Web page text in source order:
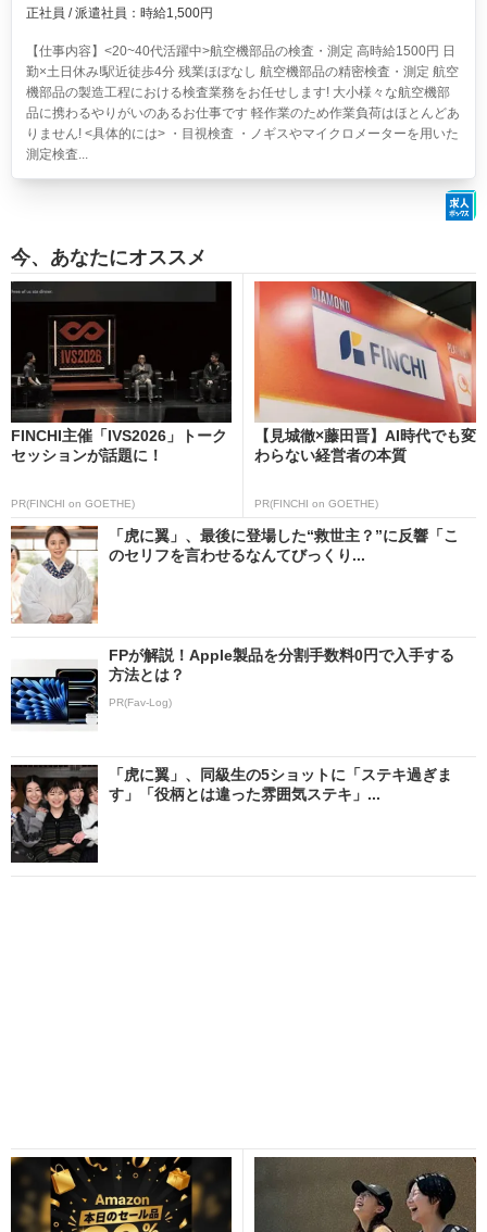
正社員 / 派遣社員：時給1,500円
【仕事内容】<20~40代活躍中>航空機部品の検査・測定 高時給1500円 日
勤×土日休み!駅近徒歩4分 残業ほぼなし 航空機部品の精密検査・測定 航空
機部品の製造工程における検査業務をお任せします! 大小様々な航空機部
品に携わるやりがいのあるお仕事です 軽作業のため作業負荷はほとんどあ
りません! <具体的には> ・目視検査 ・ノギスやマイクロメーターを用いた
測定検査...
今、あなたにオススメ
FINCHI主催「IVS2026」トーク
セッションが話題に！
PR(FINCHI on GOETHE)
【見城徹×藤田晋】AI時代でも変
わらない経営者の本質
PR(FINCHI on GOETHE)
「虎に翼」、最後に登場した“救世主？”に反響「こ
のセリフを言わせるなんてびっくり...
FPが解説！Apple製品を分割手数料0円で入手する
方法とは？
PR(Fav-Log)
「虎に翼」、同級生の5ショットに「ステキ過ぎま
す」「役柄とは違った雰囲気ステキ」...